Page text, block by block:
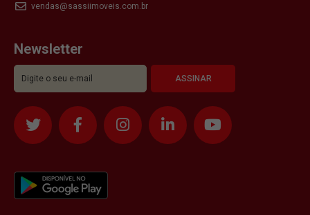
vendas@sassiimoveis.com.br
Newsletter